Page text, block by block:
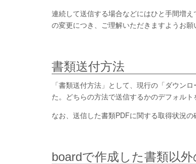
連続して送信する場合などにはひと手間増
の変更につき、ご理解いただきますようお願
書類送付方法
「書類送付方法」として、現行の「ダウン
た。どちらの方法で送信するかのデフォル
なお、送信した書類PDFに関する取得状況
boardで作成した書類以